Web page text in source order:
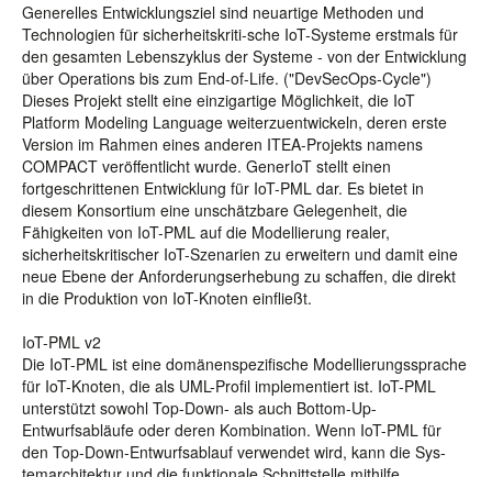
Generelles Entwicklungsziel sind neuartige Methoden und
Technologien für sicherheitskriti-sche IoT-Systeme erstmals für
den gesamten Lebenszyklus der Systeme - von der Entwicklung
über Operations bis zum End-of-Life. ("DevSecOps-Cycle")
Dieses Projekt stellt eine einzigartige Möglichkeit, die IoT
Platform Modeling Language weiterzuentwickeln, deren erste
Version im Rahmen eines anderen ITEA-Projekts namens
COMPACT veröffentlicht wurde. GenerIoT stellt einen
fortgeschrittenen Entwicklung für IoT-PML dar. Es bietet in
diesem Konsortium eine unschätzbare Gelegenheit, die
Fähigkeiten von IoT-PML auf die Modellierung realer,
sicherheitskritischer IoT-Szenarien zu erweitern und damit eine
neue Ebene der Anforderungserhebung zu schaffen, die direkt
in die Produktion von IoT-Knoten einfließt.
IoT-PML v2
Die IoT-PML ist eine domänenspezifische Modellierungssprache
für IoT-Knoten, die als UML-Profil implementiert ist. IoT-PML
unterstützt sowohl Top-Down- als auch Bottom-Up-
Entwurfsabläufe oder deren Kombination. Wenn IoT-PML für
den Top-Down-Entwurfsablauf verwendet wird, kann die Sys-